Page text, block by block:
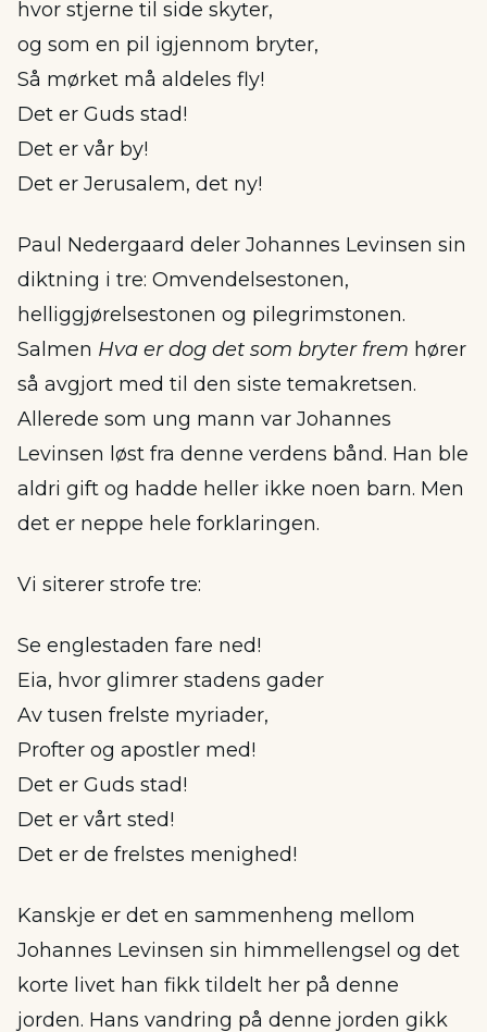
hvor stjerne til side skyter,
og som en pil igjennom bryter,
Så mørket må aldeles fly!
Det er Guds stad!
Det er vår by!
Det er Jerusalem, det ny!
Paul Nedergaard deler Johannes Levinsen sin
diktning i tre: Omvendelsestonen,
helliggjørelsestonen og pilegrimstonen.
Salmen Hva er dog det som bryter frem hører
så avgjort med til den siste temakretsen.
Allerede som ung mann var Johannes
Levinsen løst fra denne verdens bånd. Han ble
aldri gift og hadde heller ikke noen barn. Men
det er neppe hele forklaringen.
Vi siterer strofe tre:
Se englestaden fare ned!
Eia, hvor glimrer stadens gader
Av tusen frelste myriader,
Profter og apostler med!
Det er Guds stad!
Det er vårt sted!
Det er de frelstes menighed!
Kanskje er det en sammenheng mellom
Johannes Levinsen sin himmellengsel og det
korte livet han fikk tildelt her på denne
jorden. Hans vandring på denne jorden gikk